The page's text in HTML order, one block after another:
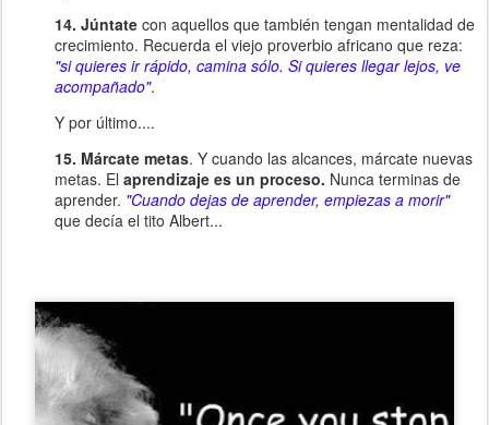
14. Júntate con aquellos que también tengan mentalidad de
crecimiento. Recuerda el viejo proverbio africano que reza:
"si quieres ir rápido, camina sólo. Si quieres llegar lejos, ve
acompañado".
Y por último....
15. Márcate metas. Y cuando las alcances, márcate nuevas
metas. El aprendizaje es un proceso. Nunca terminas de
aprender. "Cuando dejas de aprender, empiezas a morir"
que decía el tito Albert...